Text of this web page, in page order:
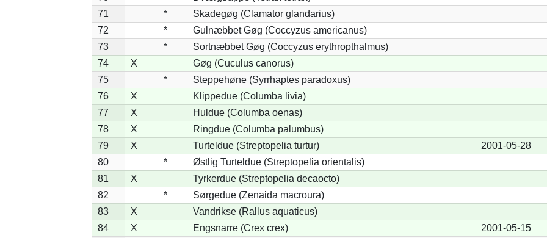
71
*
Skadegøg (Clamator glandarius)
72
*
Gulnæbbet Gøg (Coccyzus americanus)
73
*
Sortnæbbet Gøg (Coccyzus erythropthalmus)
74
X
Gøg (Cuculus canorus)
75
*
Steppehøne (Syrrhaptes paradoxus)
76
X
Klippedue (Columba livia)
77
X
Huldue (Columba oenas)
78
X
Ringdue (Columba palumbus)
79
X Turteldue (Streptopelia turtur) 2001-05-28
80
*
Østlig Turteldue (Streptopelia orientalis)
81
X
Tyrkerdue (Streptopelia decaocto)
82
*
Sørgedue (Zenaida macroura)
83
X
Vandrikse (Rallus aquaticus)
84
X Engsnarre (Crex crex) 2001-05-15